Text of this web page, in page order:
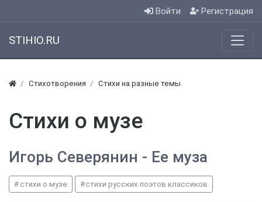
Войти Регистрация
STIHIO.RU
Стихотворения Стихи на разные темы
Стихи о музе
Игорь Северянин - Ее муза
стихи о музе стихи русских поэтов классиков